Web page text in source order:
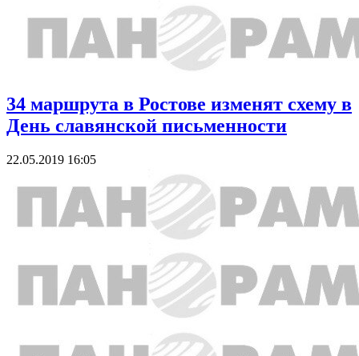
34 маршрута в Ростове изменят схему в
День славянской письменности
22.05.2019 16:05